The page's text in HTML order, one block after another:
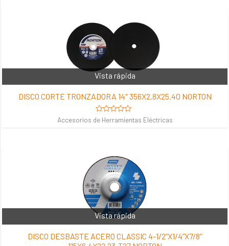
Vista rápida
DISCO CORTE TRONZADORA 14″ 356X2.8X25.40 NORTON
Valorado
Accesorios de Herramientas Eléctricas
Vista rápida
DISCO DESBASTE ACERO CLASSIC 4-1/2”X1/4”X7/8”